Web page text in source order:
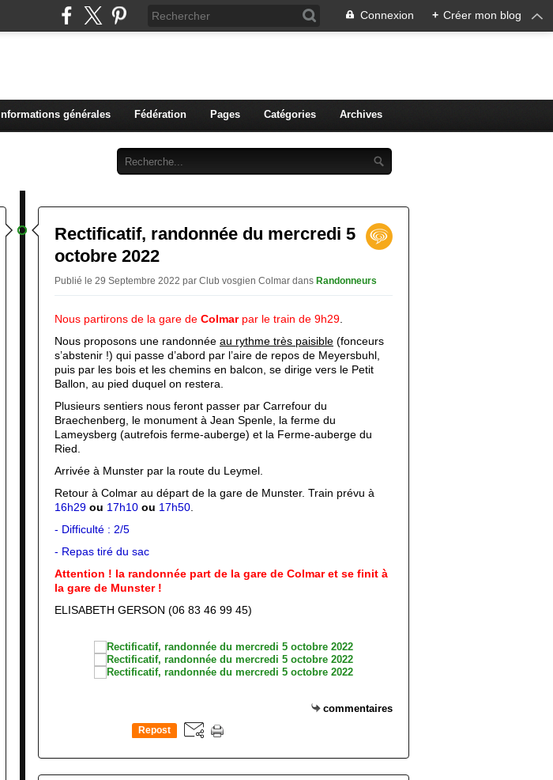
Connexion + Créer mon blog
Informations générales Fédération Pages Catégories Archives
Rectificatif, randonnée du mercredi 5
octobre 2022
Publié le 29 Septembre 2022 par Club vosgien Colmar dans Randonneurs
Nous partirons de la gare de Colmarpar le train de 9h29
Nous proposons une randonnée au rythme très paisible (fonceurs
s’abstenir !) qui passe d’abord par l’aire de repos de Meyersbuhl,
puis par les bois et les chemins en balcon, se dirige vers le Petit
Ballon, au pied duquel on restera.
Plusieurs sentiers nous feront passer par Carrefour du
Braechenberg, le monument à Jean Spenle, la ferme du
Lameysberg (autrefois ferme-auberge) et la Ferme-auberge du
Ried.
Arrivée à Munster par la route du Leymel.
Retour à Colmar au départ de la gare de Munster. Train prévu à
16h29 ou 17h10 ou 17h50
- Difficulté : 2/5
- Repas tiré du sac
Attention ! la randonnée part de la gare de Colmar et se finit à
la gare de Munster !
ELISABETH GERSON (06 83 46 99 45)
commentaires
Repost